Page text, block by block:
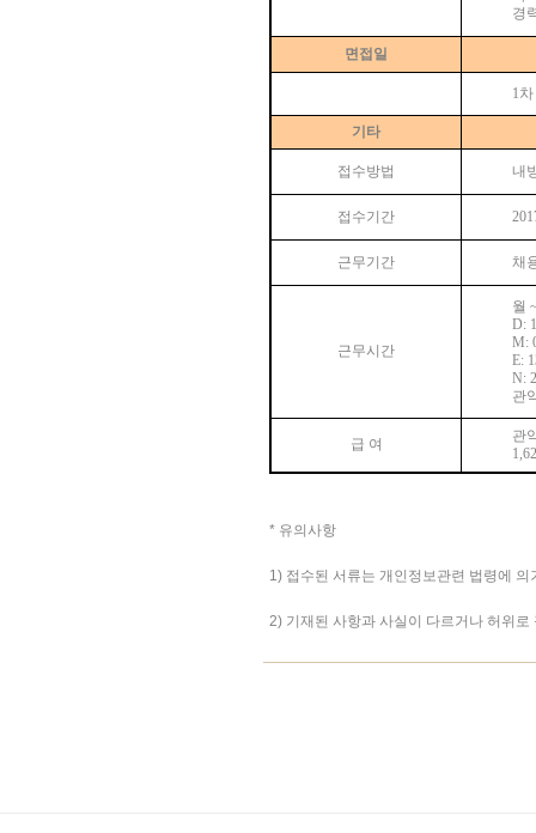
경
면접일
1
기타
접수방법 내
접수기간
근무기간 채
근무시간
월
D:
M:
E:
N:
관
급 여
관
* 유의사항
1) 접수된 서류는 개인정보관련 법령에
2) 기재된 사항과 사실이 다르거나 허위